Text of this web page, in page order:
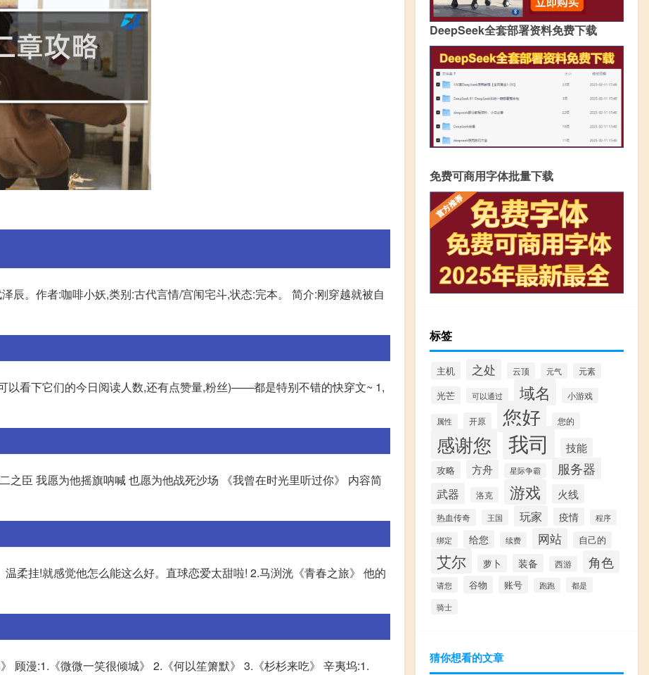
辰。作者:咖啡小妖,类别:古代言情/宫闱宅斗,状态:完本。 简介:刚穿越就被自
看下它们的今日阅读人数,还有点赞量,粉丝)——都是特别不错的快穿文~ 1,
之臣 我愿为他摇旗呐喊 也愿为他战死沙场 《我曾在时光里听过你》 内容简
柔挂!就感觉他怎么能这么好。直球恋爱太甜啦! 2.马渕洸《青春之旅》 他的
顾漫:1.《微微一笑很倾城》 2.《何以笙箫默》 3.《杉杉来吃》 辛夷坞:1.
DeepSeek全套部署资料免费下载
免费可商用字体批量下载
标签
主机 之处 云顶 元气 元素
光芒 可以通过 域名 小游戏
属性 开原 您好 您的
感谢您 我司 技能
攻略 方舟 星际争霸 服务器
武器 洛克 游戏 火线
热血传奇 王国 玩家 疫情
程序
绑定
给您 续费 网站 自己的
艾尔 萝卜 装备 西游 角色
请您 谷物 账号 跑跑
都是
骑士
猜你想看的文章